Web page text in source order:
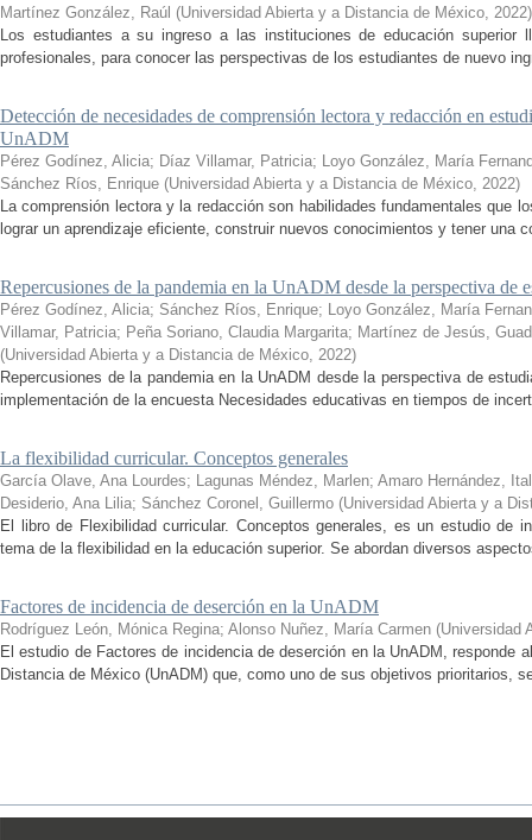
Martínez González, Raúl (Universidad Abierta y a Distancia de México, 2022)
Los estudiantes a su ingreso a las instituciones de educación superior
profesionales, para conocer las perspectivas de los estudiantes de nuevo
Detección de necesidades de comprensión lectora y redacción en
UnADM
Pérez Godínez, Alicia; Díaz Villamar, Patricia; Loyo González, María
Sánchez Ríos, Enrique (Universidad Abierta y a Distancia de México, 2022)
La comprensión lectora y la redacción son habilidades fundamentales que
lograr un aprendizaje eficiente, construir nuevos conocimientos y tener una
Repercusiones de la pandemia en la UnADM desde la perspectiva de
Pérez Godínez, Alicia; Sánchez Ríos, Enrique; Loyo González, María
Villamar, Patricia; Peña Soriano, Claudia Margarita; Martínez de Jesús,
(Universidad Abierta y a Distancia de México, 2022)
Repercusiones de la pandemia en la UnADM desde la perspectiva de
implementación de la encuesta Necesidades educativas en tiempos de
La flexibilidad curricular. Conceptos generales
García Olave, Ana Lourdes; Lagunas Méndez, Marlen; Amaro Hernández,
Desiderio, Ana Lilia; Sánchez Coronel, Guillermo (Universidad Abierta y a
El libro de Flexibilidad curricular. Conceptos generales, es un estudio de
tema de la flexibilidad en la educación superior. Se abordan diversos
Factores de incidencia de deserción en la UnADM
Rodríguez León, Mónica Regina; Alonso Nuñez, María Carmen (Universidad
El estudio de Factores de incidencia de deserción en la UnADM, responde
Distancia de México (UnADM) que, como uno de sus objetivos prioritarios,